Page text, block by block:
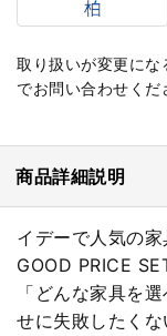
取り扱いが変更にな
でお問い合わせくだ
商品詳細説明
イデーで人気の
GOOD PRICE SET
「どんな家具を
せに失敗したく